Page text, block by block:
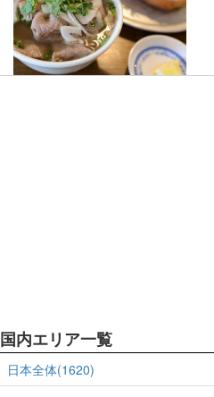
国内エリア一覧
日本全体(1620)